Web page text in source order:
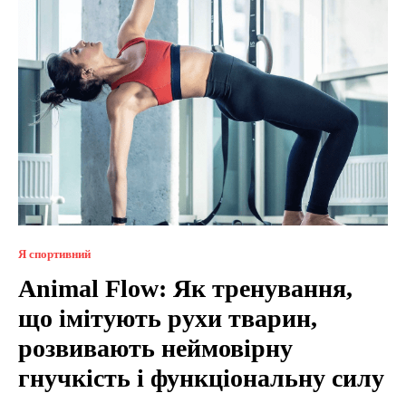
Я спортивний
Animal Flow: Як тренування,
що імітують рухи тварин,
розвивають неймовірну
гнучкість і функціональну силу